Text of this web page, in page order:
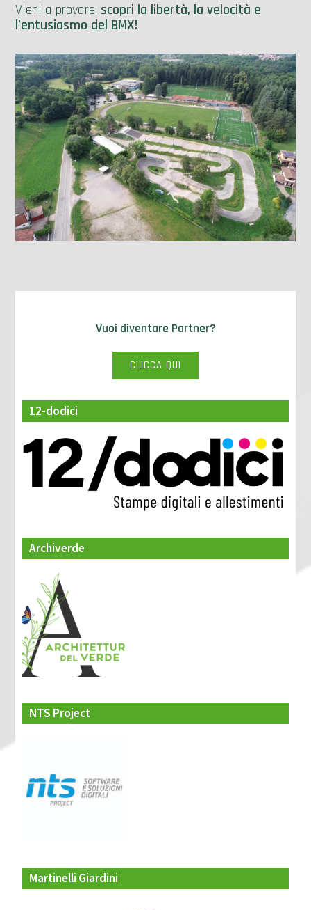
Vieni a provare: scopri la libertà, la velocità e
l’entusiasmo del BMX!
Vuoi diventare Partner?
CLICCA QUI
12-dodici
Archiverde
NTS Project
Martinelli Giardini